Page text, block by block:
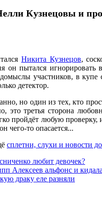
Кузнецовы и
Никита Кузнецов,
он пытался игнорировать
участников, в купе
детектор.
но один из тех, кто
это третья сторона
пройдёт любую
чего-то опасается...
сплетни, слухи и новости
любит девочек?
Алексеев альфонс и
драку еле разняли